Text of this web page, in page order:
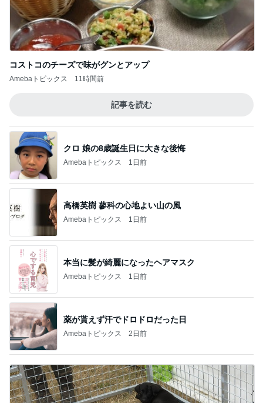
コストコのチーズで味がグンとアップ
Amebaトピックス 11時間前
記事を読む
クロ 娘の8歳誕生日に大きな後悔
Amebaトピックス 1日前
高橋英樹 蓼科の心地よい山の風
Amebaトピックス 1日前
本当に髪が綺麗になったヘアマスク
Amebaトピックス 1日前
薬が貰えず汗でドロドロだった日
Amebaトピックス 2日前